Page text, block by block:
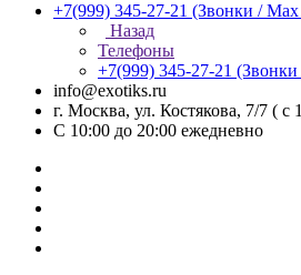
+7(999) 345-27-21 (Звонки / Max
Назад
Телефоны
+7(999) 345-27-21 (Звонки
info@exotiks.ru
г. Москва, ул. Костякова, 7/7 ( с
С 10:00 до 20:00 ежедневно